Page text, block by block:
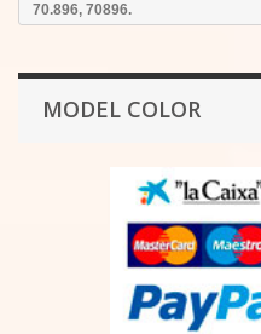
70.896, 70896.
MODEL COLOR